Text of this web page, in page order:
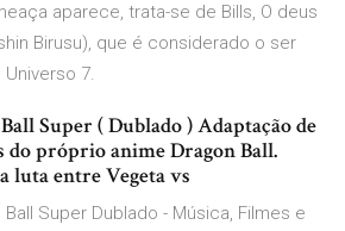
aparece, trata-se de Bills, O deus
Birusu), que é considerado o ser
7.
Super ( Dublado ) Adaptação de
próprio anime Dragon Ball.
luta entre Vegeta vs
Super Dublado - Música, Filmes e